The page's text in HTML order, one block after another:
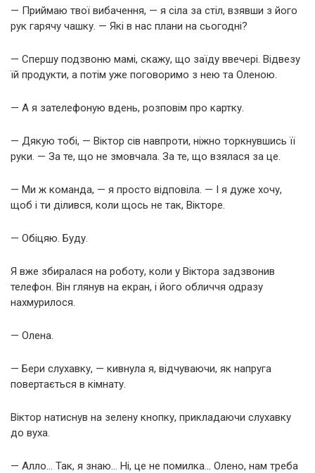
— Приймаю твої вибачення, — я сіла за стіл, взявши з його
рук гарячу чашку. — Які в нас плани на сьогодні?
— Спершу подзвоню мамі, скажу, що заїду ввечері. Відвезу
їй продукти, а потім уже поговоримо з нею та Оленою.
— А я зателефоную вдень, розповім про картку.
— Дякую тобі, — Віктор сів навпроти, ніжно торкнувшись її
руки. — За те, що не змовчала. За те, що взялася за це.
— Ми ж команда, — я просто відповіла. — І я дуже хочу,
щоб і ти ділився, коли щось не так, Вікторе.
— Обіцяю. Буду.
Я вже збиралася на роботу, коли у Віктора задзвонив
телефон. Він глянув на екран, і його обличчя одразу
нахмурилося.
— Олена.
— Бери слухавку, — кивнула я, відчуваючи, як напруга
повертається в кімнату.
Віктор натиснув на зелену кнопку, прикладаючи слухавку
до вуха.
— Алло… Так, я знаю… Ні, це не помилка… Олено, нам треба